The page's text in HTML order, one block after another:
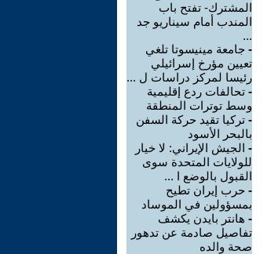
المشترك- تفتح باب
المندب أمام سيناريو جد
...
- جامعة مينيسوتا تلغي
تعيين مؤرخ إسرائيلي
رئيسا لمركز دراسات ل ...
- تحالفات ردع إقليمية
وسط توترات المنطقة
- تركيا تقيد حركة السفن
بالبحر الأسود
- الجيش الإيراني: لا خيار
للولايات المتحدة سوى
القبول بالوضع ا ...
- حرب إيران تطيح
بمسؤولين في الموساد
- هانتر بايدن يكشف
تفاصيل صادمة عن تدهور
صحة والده